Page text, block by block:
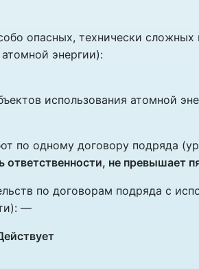
опасных, технически сложных
энергии):
использования атомной
по одному договору подряда
ответственности, не превышает
по договорам подряда с
—